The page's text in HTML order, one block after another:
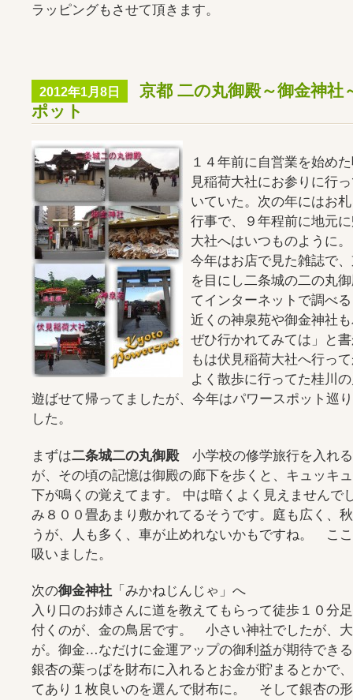
ラッピングもさせて頂きます。
2012年1月8日
京都 二の丸御殿～御金神社
ポット
１４年前に自営業を始め
見稲荷大社にお参りに行
いていた。次の年にはお
行事で、９年程前に地元
大社へはいつものように。
今年はお店で見た雑誌で
を目にし二条城の二の丸
てインターネットで調べ
近くの神泉苑や御金神社
ぜひ行かれてみては」と
もは伏見稲荷大社へ行っ
よく散歩に行ってた桂川
遊ばせて帰ってましたが、今年はパワースポット巡
した。
まずは二条城二の丸御殿小学校の修学旅行を入れる
が、その頃の記憶は御殿の廊下を歩くと、キュッキ
下が鳴くの覚えてます。 中は暗くよく見えませんで
み８００畳あまり敷かれてるそうです。庭も広く、
うが、人も多く、車が止めれないかもですね。 こ
吸いました。
次の御金神社 「みかねじんじゃ」へ
入り口のお姉さんに道を教えてもらって徒歩１０分
付くのが、金の鳥居です。 小さい神社でしたが、
が。御金…なだけに金運アップの御利益が期待でき
銀杏の葉っぱを財布に入れるとお金が貯まるとかで
てあり１枚良いのを選んで財布に。 そして銀杏の